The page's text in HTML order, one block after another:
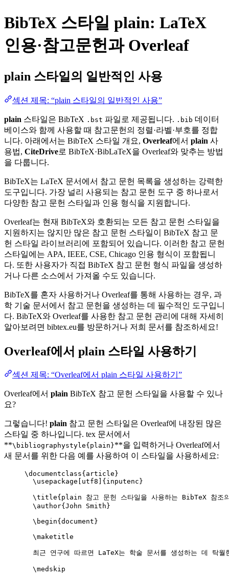
BibTeX 스타일 plain: LaTeX
인용·참고문헌과 Overleaf
plain 스타일의 일반적인 사용
섹션 제목: “plain 스타일의 일반적인 사용”
plain 스타일은 BibTeX .bst 파일로 제공됩니다. .bib 데이터
베이스와 함께 사용할 때 참고문헌의 정렬·라벨·부호를 정합
니다. 아래에서는 BibTeX 스타일 개요, Overleaf에서 plain 사
용법, CiteDrive로 BibTeX·BibLaTeX을 Overleaf와 맞추는 방법
을 다룹니다.
BibTeX는 LaTeX 문서에서 참고 문헌 목록을 생성하는 강력한
도구입니다. 가장 널리 사용되는 참고 문헌 도구 중 하나로서
다양한 참고 문헌 스타일과 인용 형식을 지원합니다.
Overleaf는 현재 BibTeX와 호환되는 모든 참고 문헌 스타일을
지원하지는 않지만 많은 참고 문헌 스타일이 BibTeX 참고 문
헌 스타일 라이브러리에 포함되어 있습니다. 이러한 참고 문헌
스타일에는 APA, IEEE, CSE, Chicago 인용 형식이 포함됩니
다. 또한 사용자가 직접 BibTeX 참고 문헌 형식 파일을 생성하
거나 다른 소스에서 가져올 수도 있습니다.
BibTeX를 혼자 사용하거나 Overleaf를 통해 사용하는 경우, 과
학 기술 문서에서 참고 문헌을 생성하는 데 필수적인 도구입니
다. BibTeX와 Overleaf를 사용한 참고 문헌 관리에 대해 자세히
알아보려면 bibtex.eu를 방문하거나 저희 문서를 참조하세요!
Overleaf에서 plain 스타일 사용하기
섹션 제목: “Overleaf에서 plain 스타일 사용하기”
Overleaf에서 plain BibTeX 참고 문헌 스타일을 사용할 수 있나
요?
그렇습니다! plain 참고 문헌 스타일은 Overleaf에 내장된 많은
스타일 중 하나입니다. tex 문서에서
**\bibliographystyle{plain}**을 입력하거나 Overleaf에서
새 문서를 위한 다음 예를 사용하여 이 스타일을 사용하세요:
\documentclass{ article }
\usepackage
utf8 ]{ inputenc }
\title{plain 참고 문헌 스타일을 사용하는 BibTeX 참조
\author{John Smith}
\begin{ document }
\maketitle
최근 연구에 따르면 LaTeX는 학술 문서를 생성하는 데 탁
\medskip